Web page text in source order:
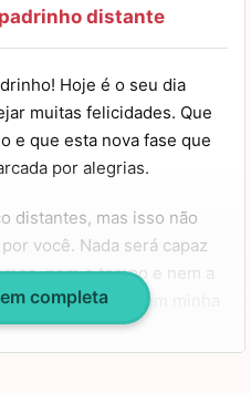
distante
Hoje é o seu dia
muitas felicidades. Que
e que esta nova fase que
por alegrias.
distantes, mas isso não
você. Nada será capaz
nem o tempo e nem a
essencial em minha
completa